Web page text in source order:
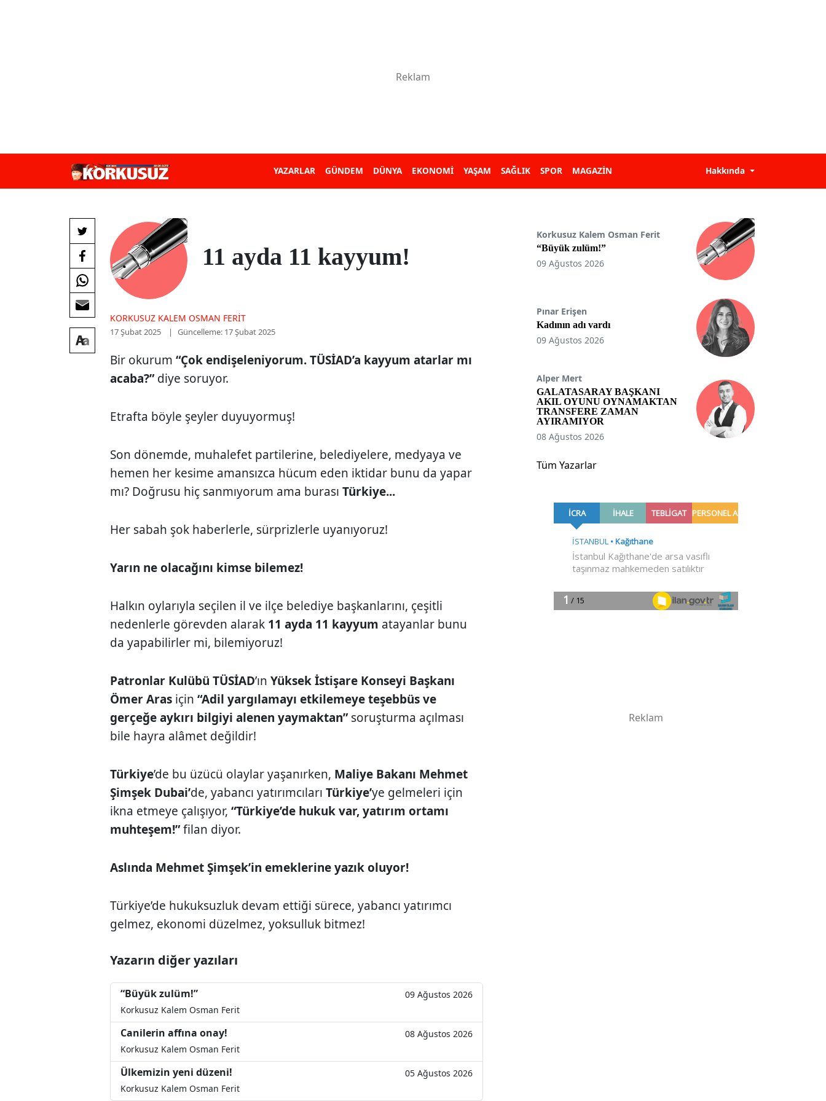
YAZARLAR GÜNDEM DÜNYA EKONOMİ YAŞAM SAĞLIK SPOR MAGAZİN Hakkında
11 ayda 11 kayyum!
KORKUSUZ KALEM OSMAN FERIT
17 Şubat 2025 Güncelleme: 17 Şubat 2025
Bir okurum“Çok endişeleniyorum. TÜSİAD’a kayyum atarlar mı
acaba?”diye soruyor.
Etrafta böyle şeyler duyuyormuş!
Son dönemde, muhalefet partilerine, belediyelere, medyaya ve
hemen her kesime amansızca hücum eden iktidar bunu da yapar
mı? Doğrusu hiç sanmıyorum ama burasıTürkiye...
Her sabah şok haberlerle, sürprizlerle uyanıyoruz!
Yarın ne olacağını kimse bilemez!
Halkın oylarıyla seçilen il ve ilçe belediye başkanlarını, çeşitli
nedenlerle görevden alarak 11 ayda 11 kayyum atayanlar bunu
da yapabilirler mi, bilemiyoruz!
Patronlar Kulübü TÜSİAD’ınYüksek İstişare Konseyi Başkanı
Ömer Aras için“Adil yargılamayı etkilemeye teşebbüs ve
gerçeğe aykırı bilgiyi alenen yaymaktan”soruşturma açılması
bile hayra alâmet değildir!
Türkiye’de bu üzücü olaylar yaşanırken, Maliye Bakanı Mehmet
Şimşek Dubai’de, yabancı yatırımcılarıTürkiye’ye gelmeleri için
ikna etmeye çalışıyor,“Türkiye’de hukuk var, yatırım ortamı
muhteşem!”filan diyor.
Aslında Mehmet Şimşek’in emeklerine yazık oluyor!
Türkiye’de hukuksuzluk devam ettiği sürece, yabancı yatırımcı
gelmez, ekonomi düzelmez, yoksulluk bitmez!
Yazarın diğer yazıları
“Büyük zulüm!”
09 Ağustos 2026
Korkusuz Kalem Osman Ferit
Canilerin affına onay!
08 Ağustos 2026
Korkusuz Kalem Osman Ferit
Ülkemizin yeni düzeni!
05 Ağustos 2026
Korkusuz Kalem Osman Ferit
Korkusuz Kalem Osman Ferit
“Büyük zulüm!”
09 Ağustos 2026
Pınar Erişen
Kadının adı vardı
09 Ağustos 2026
Alper Mert
GALATASARAY BAŞKANI
AKIL OYUNU OYNAMAKTAN
TRANSFERE ZAMAN
AYIRAMIYOR
08 Ağustos 2026
Tüm Yazarlar